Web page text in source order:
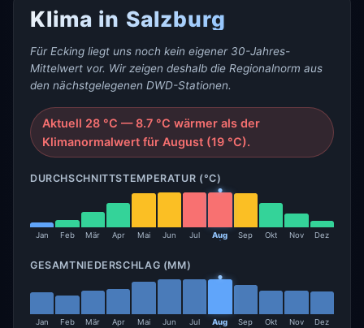
Klima in Salzburg
Für Ecking liegt uns noch kein eigener 30-Jahres-
Mittelwert vor. Wir zeigen deshalb die Regionalnorm aus
den nächstgelegenen DWD-Stationen.
Aktuell 28 °C — 8.7 °C wärmer als der
Klimanormalwert für August (19 °C).
DURCHSCHNITTSTEMPERATUR (°C)
Jan Feb Mär Apr Mai Jun Jul Aug Sep Okt Nov Dez
GESAMTNIEDERSCHLAG (MM)
Jan Feb Mär Apr Mai Jun Jul Aug Sep Okt Nov Dez